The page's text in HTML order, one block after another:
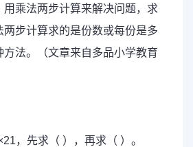
用乘法两步计算来解决问题，求
两步计算求的是份数或每份是多
方法。（文章来自多品小学教育
，先求（ ），再求（ ）。